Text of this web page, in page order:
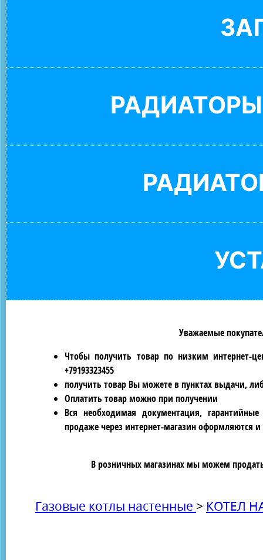
Уважаемые
Чтобы получить товар по низким интернет-
+79193323455
получить товар Вы можете в пунктах выдачи,
Оплатить товар можно при получении
Вся необходимая документация,
продаже через интернет-магазин оформляются
В розничных магазинах мы можем
Газовые котлы настенные > КОТЕЛ